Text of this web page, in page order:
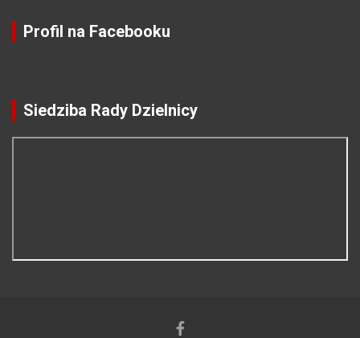
Profil na Facebooku
Siedziba Rady Dzielnicy